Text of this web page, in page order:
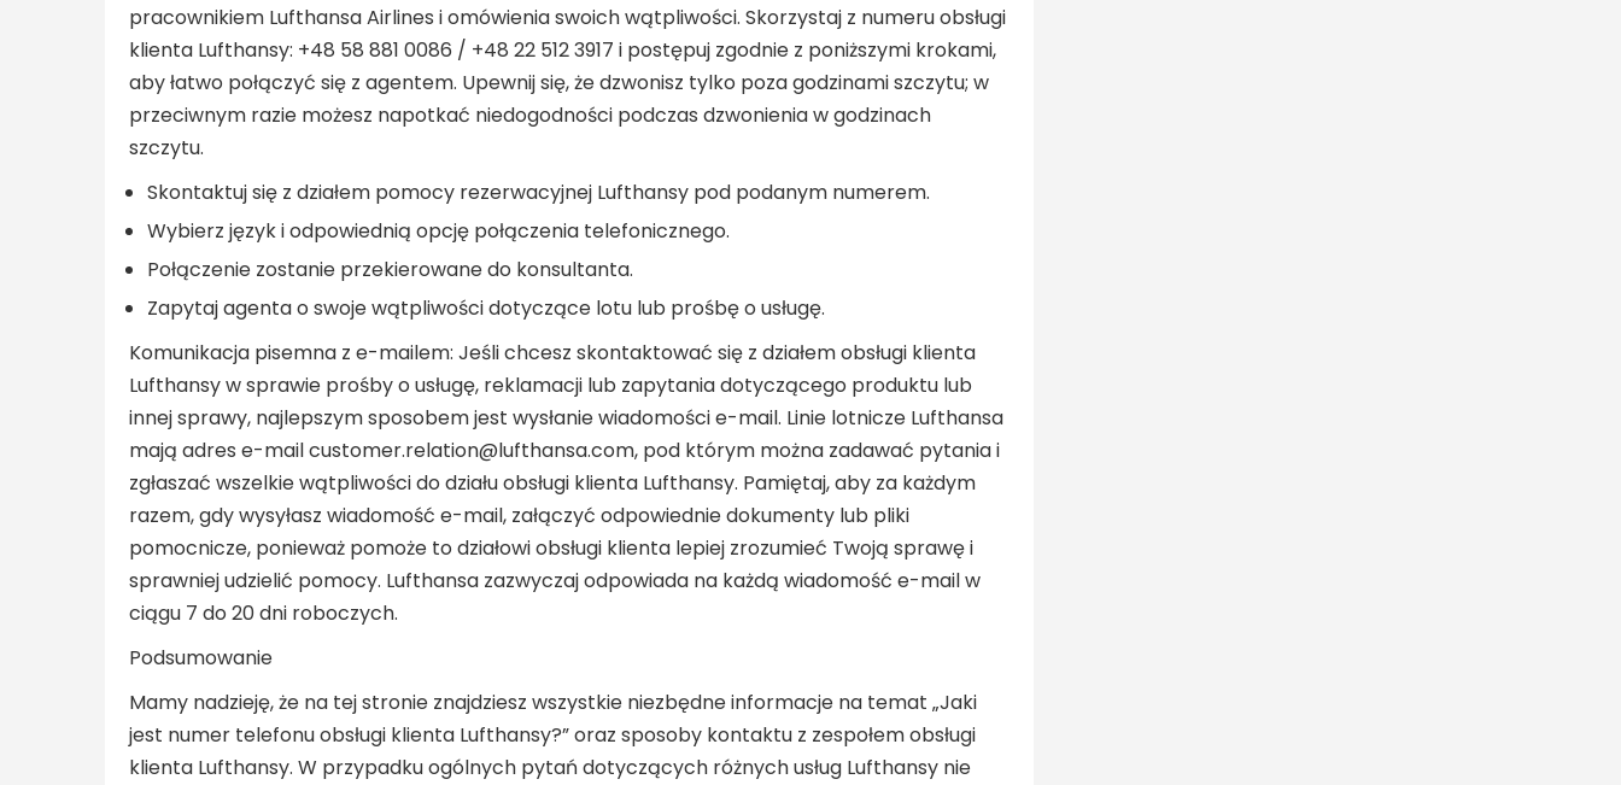
pracownikiem Lufthansa Airlines i omówienia swoich wątpliwości. Skorzystaj z numeru obsługi
klienta Lufthansy: +48 58 881 0086 / +48 22 512 3917 i postępuj zgodnie z poniższymi krokami,
aby łatwo połączyć się z agentem. Upewnij się, że dzwonisz tylko poza godzinami szczytu; w
przeciwnym razie możesz napotkać niedogodności podczas dzwonienia w godzinach
szczytu.
Skontaktuj się z działem pomocy rezerwacyjnej Lufthansy pod podanym numerem.
Wybierz język i odpowiednią opcję połączenia telefonicznego.
Połączenie zostanie przekierowane do konsultanta.
Zapytaj agenta o swoje wątpliwości dotyczące lotu lub prośbę o usługę.
Komunikacja pisemna z e-mailem: Jeśli chcesz skontaktować się z działem obsługi klienta
Lufthansy w sprawie prośby o usługę, reklamacji lub zapytania dotyczącego produktu lub
innej sprawy, najlepszym sposobem jest wysłanie wiadomości e-mail. Linie lotnicze Lufthansa
mają adres e-mail customer.relation@lufthansa.com, pod którym można zadawać pytania i
zgłaszać wszelkie wątpliwości do działu obsługi klienta Lufthansy. Pamiętaj, aby za każdym
razem, gdy wysyłasz wiadomość e-mail, załączyć odpowiednie dokumenty lub pliki
pomocnicze, ponieważ pomoże to działowi obsługi klienta lepiej zrozumieć Twoją sprawę i
sprawniej udzielić pomocy. Lufthansa zazwyczaj odpowiada na każdą wiadomość e-mail w
ciągu 7 do 20 dni roboczych.
Podsumowanie
Mamy nadzieję, że na tej stronie znajdziesz wszystkie niezbędne informacje na temat „Jaki
jest numer telefonu obsługi klienta Lufthansy?” oraz sposoby kontaktu z zespołem obsługi
klienta Lufthansy. W przypadku ogólnych pytań dotyczących różnych usług Lufthansy nie